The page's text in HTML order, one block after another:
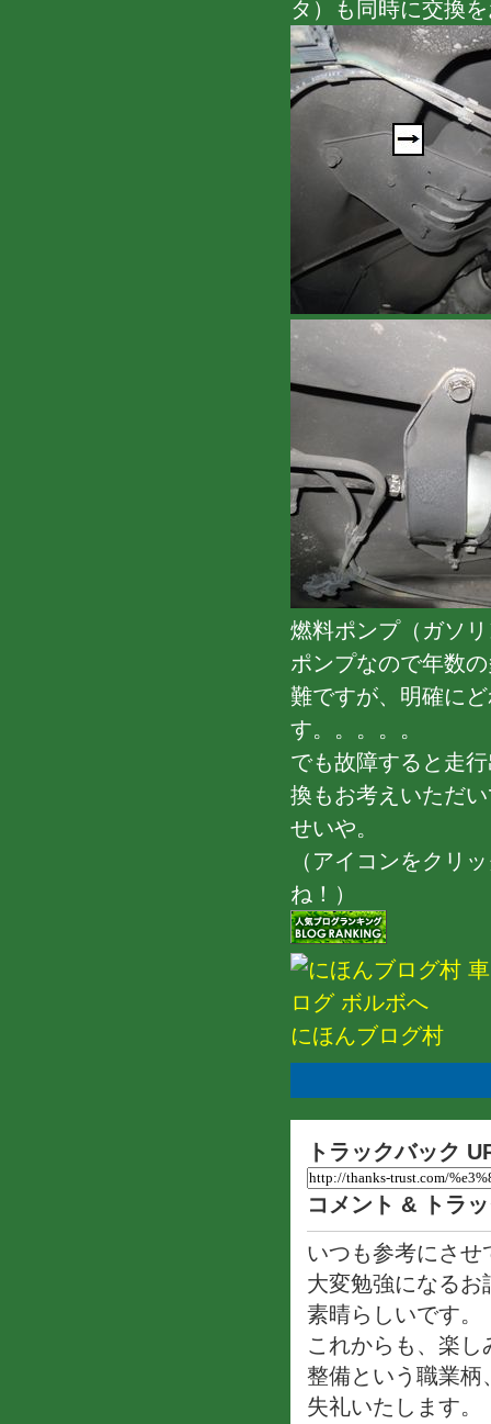
タ）も同時に交換
燃料ポンプ（ガソ
ポンプなので年数
難ですが、明確に
す。。。。。
でも故障すると走
換もお考えいただ
せいや。
（アイコンをクリ
ね！）
にほんブログ村
トラックバック
コメント & トラ
いつも参考にさせ
大変勉強になるお
素晴らしいです。
これからも、楽
整備という職業柄
失礼いたします。